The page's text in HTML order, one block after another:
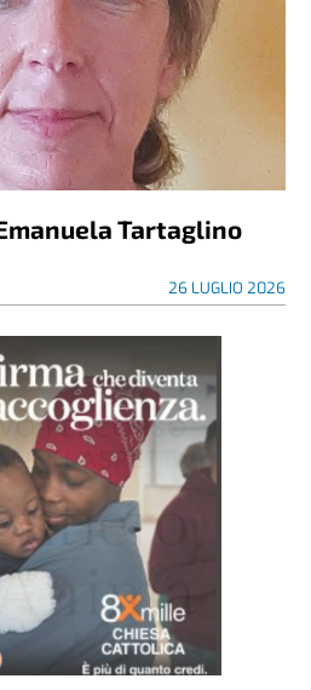
Tartaglino
26 LUGLIO 2026